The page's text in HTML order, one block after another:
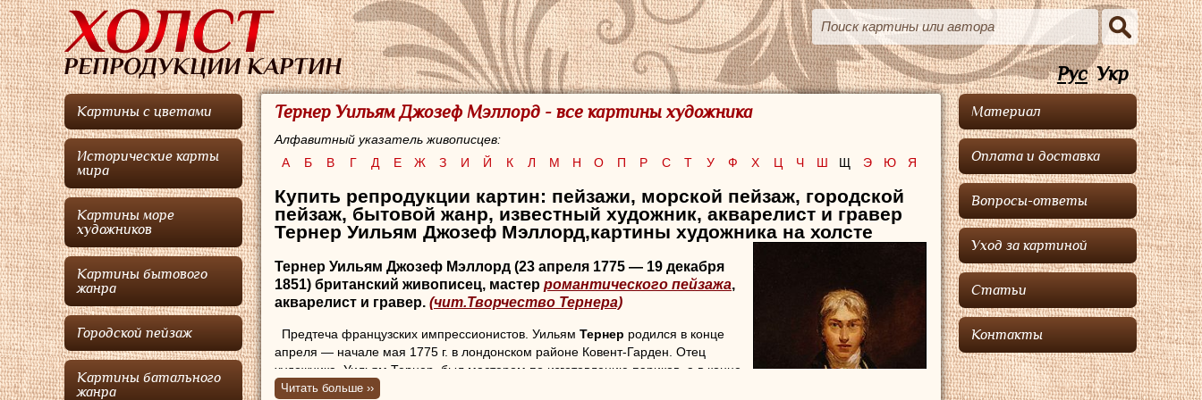
Рус Укр
Картины с цветами
Исторические карты
мира
Картины море
художников
Картины бытового
жанра
Городской пейзаж
Картины батального
жанра
Тернер Уильям Джозеф Мэллорд - все картины художника
Алфавитный указатель живописцев:
А
Б В Г Д Е Ж З И Й К Л М Н О П Р С Т У Ф Х Ц Ч Ш Щ Э Ю Я
Купить репродукции картин: пейзажи, морской пейзаж, городской
пейзаж, бытовой жанр, известный художник, акварелист и гравер
Тернер Уильям Джозеф Мэллорд,картины художника на холсте
Тернер Уильям Джозеф Мэллорд (23 апреля 1775 — 19 декабря
1851) британский живописец, мастер романтического пейзажа,
акварелист и гравер. (чит.Творчество Тернера)
Предтеча французских импрессионистов. Уильям Тернер родился в конце
апреля — начале мая 1775 г. в лондонском районе Ковент-Гарден. Отец
художника, Уильям Тернер, был мастером по изготовлению париков, а в конце
70-х гг. открыл цирюльню. В 1785 году из-за тяжелой обстановки в семье (его
Читать больше ››
Материал
Оплата и доставка
Вопросы-ответы
Уход за картиной
Статьи
Контакты